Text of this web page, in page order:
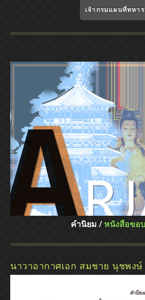
เจ้ากรมแผนที่ทหาร
คำนิยม / หนังสือขอ
นาวาอากาศเอก สมชาย นุชพงษ์